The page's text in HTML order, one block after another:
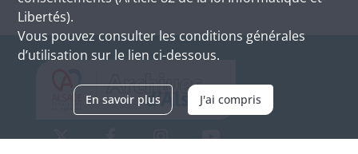
Libertés).
Vous pouvez consulter les conditions générales
d’utilisation sur le lien ci-dessous.
En savoir plus J'ai compris